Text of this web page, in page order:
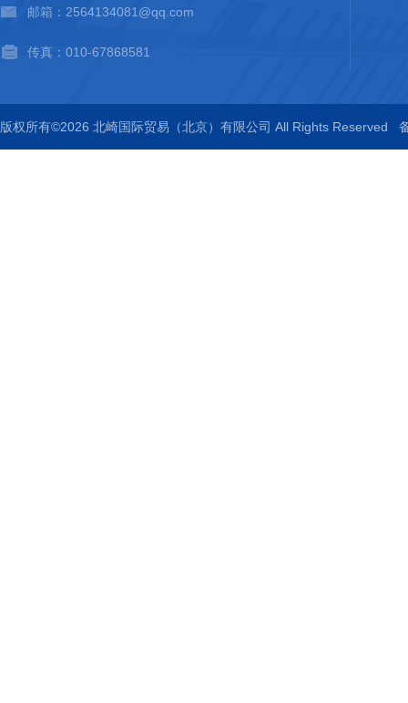
邮箱：2564134081@qq.com
传真：010-67868581
版权所有©2026 北崎国际贸易（北京）有限公司 All Rights Reserved